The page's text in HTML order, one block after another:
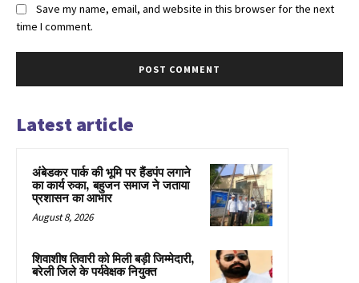
Save my name, email, and website in this browser for the next
time I comment.
Latest article
अंबेडकर पार्क की भूमि पर हैंडपंप लगाने
का कार्य रुका, बहुजन समाज ने जताया
प्रशासन का आभार
August 8, 2026
शिवाशीष तिवारी को मिली बड़ी जिम्मेदारी,
बरेली जिले के पर्यवेक्षक नियुक्त